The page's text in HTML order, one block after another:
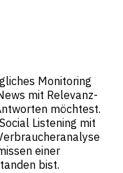
Monitoring
mit Relevanz-
möchtest.
Listening mit
einer
bist.